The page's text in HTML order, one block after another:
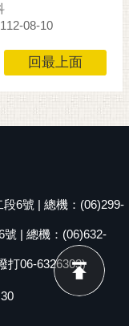
08-10
回最上面
6號 | 總機：(06)299-
號 | 總機：(06)632-
打06-6326303)